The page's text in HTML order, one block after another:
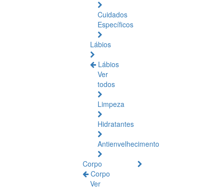
Cuidados
Específicos
Lábios
Lábios
Ver
todos
Limpeza
Hidratantes
Antienvelhecimento
Corpo
Corpo
Ver